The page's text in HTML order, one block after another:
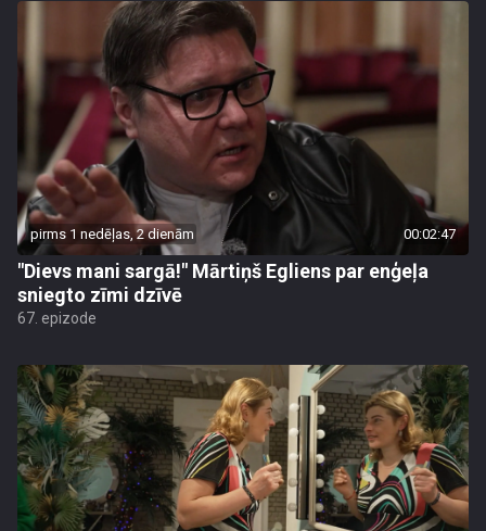
pirms 1 nedēļas, 2 dienām 00:02:47
"Dievs mani sargā!" Mārtiņš Egliens par enģeļa
sniegto zīmi dzīvē
67. epizode